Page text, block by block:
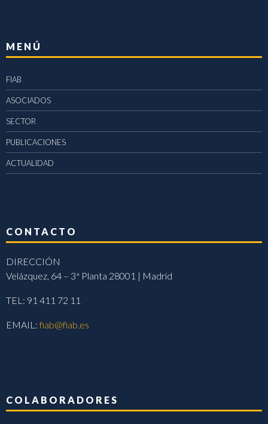
MENÚ
FIAB
ASOCIADOS
SECTOR
PUBLICACIONES
ACTUALIDAD
CONTACTO
DIRECCIÓN
Velázquez, 64 – 3ª Planta 28001 | Madrid
TEL: 91 411 72 11
EMAIL:fiab@fiab.es
COLABORADORES